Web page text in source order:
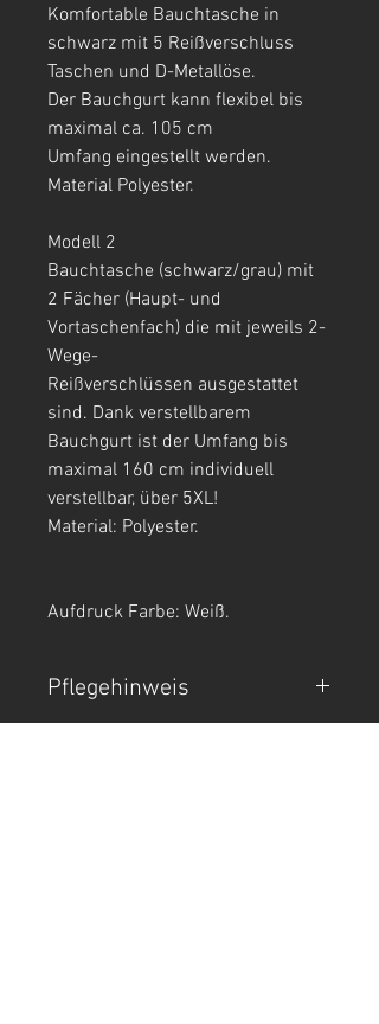
Komfortable Bauchtasche in
schwarz mit 5 Reißverschluss
Taschen und D-Metallöse.
Der Bauchgurt kann flexibel bis
maximal ca. 105 cm
Umfang eingestellt werden.
Material Polyester.
Modell 2
Bauchtasche (schwarz/grau) mit
2 Fächer (Haupt- und
Vortaschenfach) die mit jeweils 2-
Wege-
Reißverschlüssen ausgestattet
sind. Dank verstellbarem
Bauchgurt ist der Umfang bis
maximal 160 cm individuell
verstellbar, über 5XL!
Material: Polyester.
Aufdruck Farbe: Weiß.
Pflegehinweis